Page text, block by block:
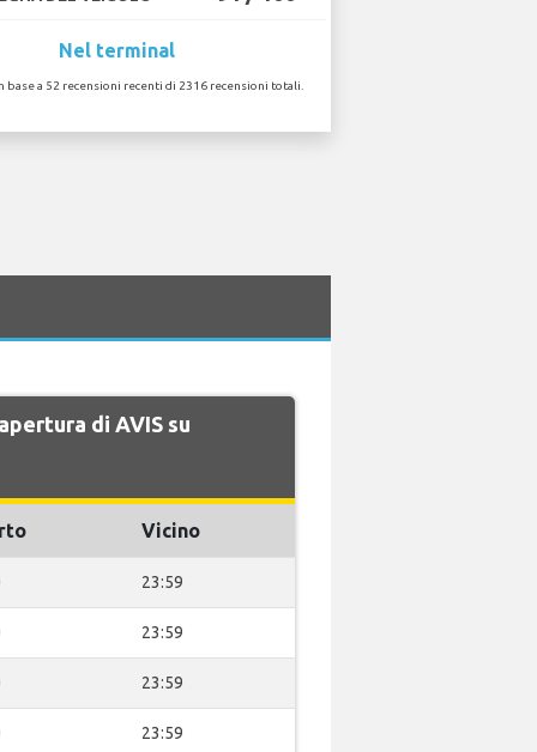
Nel terminal
base a 52 recensioni recenti di 2316 recensioni totali.
di AVIS su
Vicino
23:59
23:59
23:59
23:59